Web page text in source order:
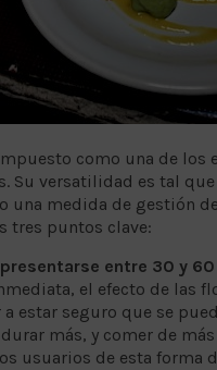
como una de
Su versatilidad es tal
una medida de gestión
tres puntos clave:
entre 30 y
el efecto de las
estar seguro que se
más, y comer de
usuarios de esta forma